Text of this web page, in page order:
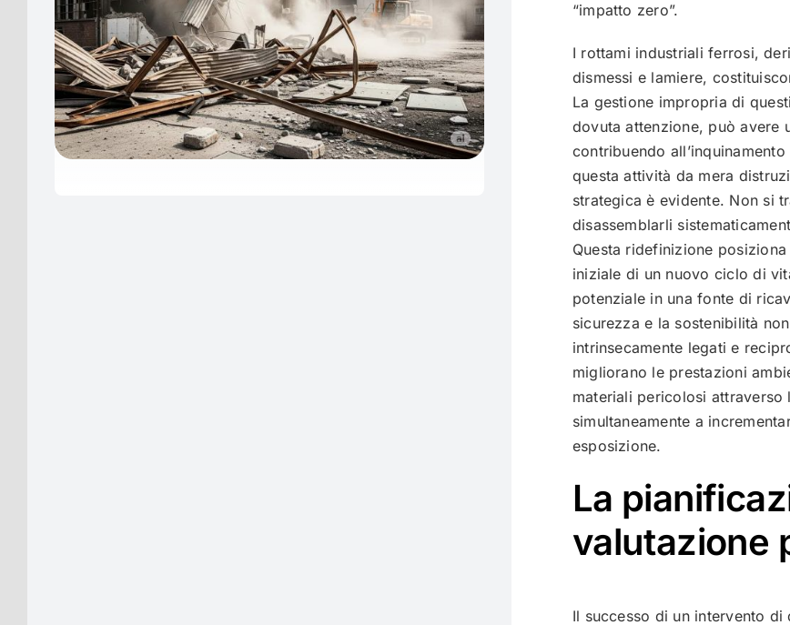
“impatto zero”.
I rottami industriali ferrosi,
dismessi e lamiere,
La gestione impropria di
dovuta attenzione, può avere
contribuendo
questa attività da mera
strategica è evidente. Non si
disassemblarli
Questa ridefinizione
iniziale di un nuovo ciclo di
potenziale in una fonte di
sicurezza e la sostenibilità
intrinsecamente legati e
migliorano le prestazioni
materiali pericolosi
simultaneamente a
esposizione.
La
valutazione
Il successo di un intervento